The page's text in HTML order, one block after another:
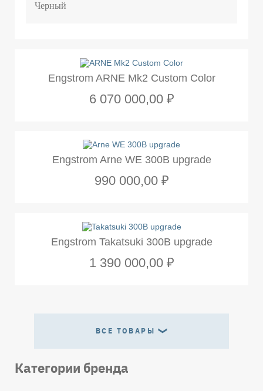
Engstrom ARNE Mk2 Custom Color
6 070 000,00 ₽
Engstrom Arne WE 300B upgrade
990 000,00 ₽
Engstrom Takatsuki 300B upgrade
1 390 000,00 ₽
ВСЕ ТОВАРЫ
Категории бренда